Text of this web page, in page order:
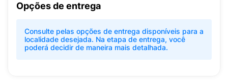
Opções de entrega
Consulte pelas opções de entrega disponíveis para a
localidade desejada. Na etapa de entrega, você
poderá decidir de maneira mais detalhada.